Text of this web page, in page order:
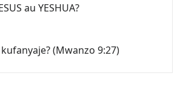
au YESHUA?
(Mwanzo 9:27)